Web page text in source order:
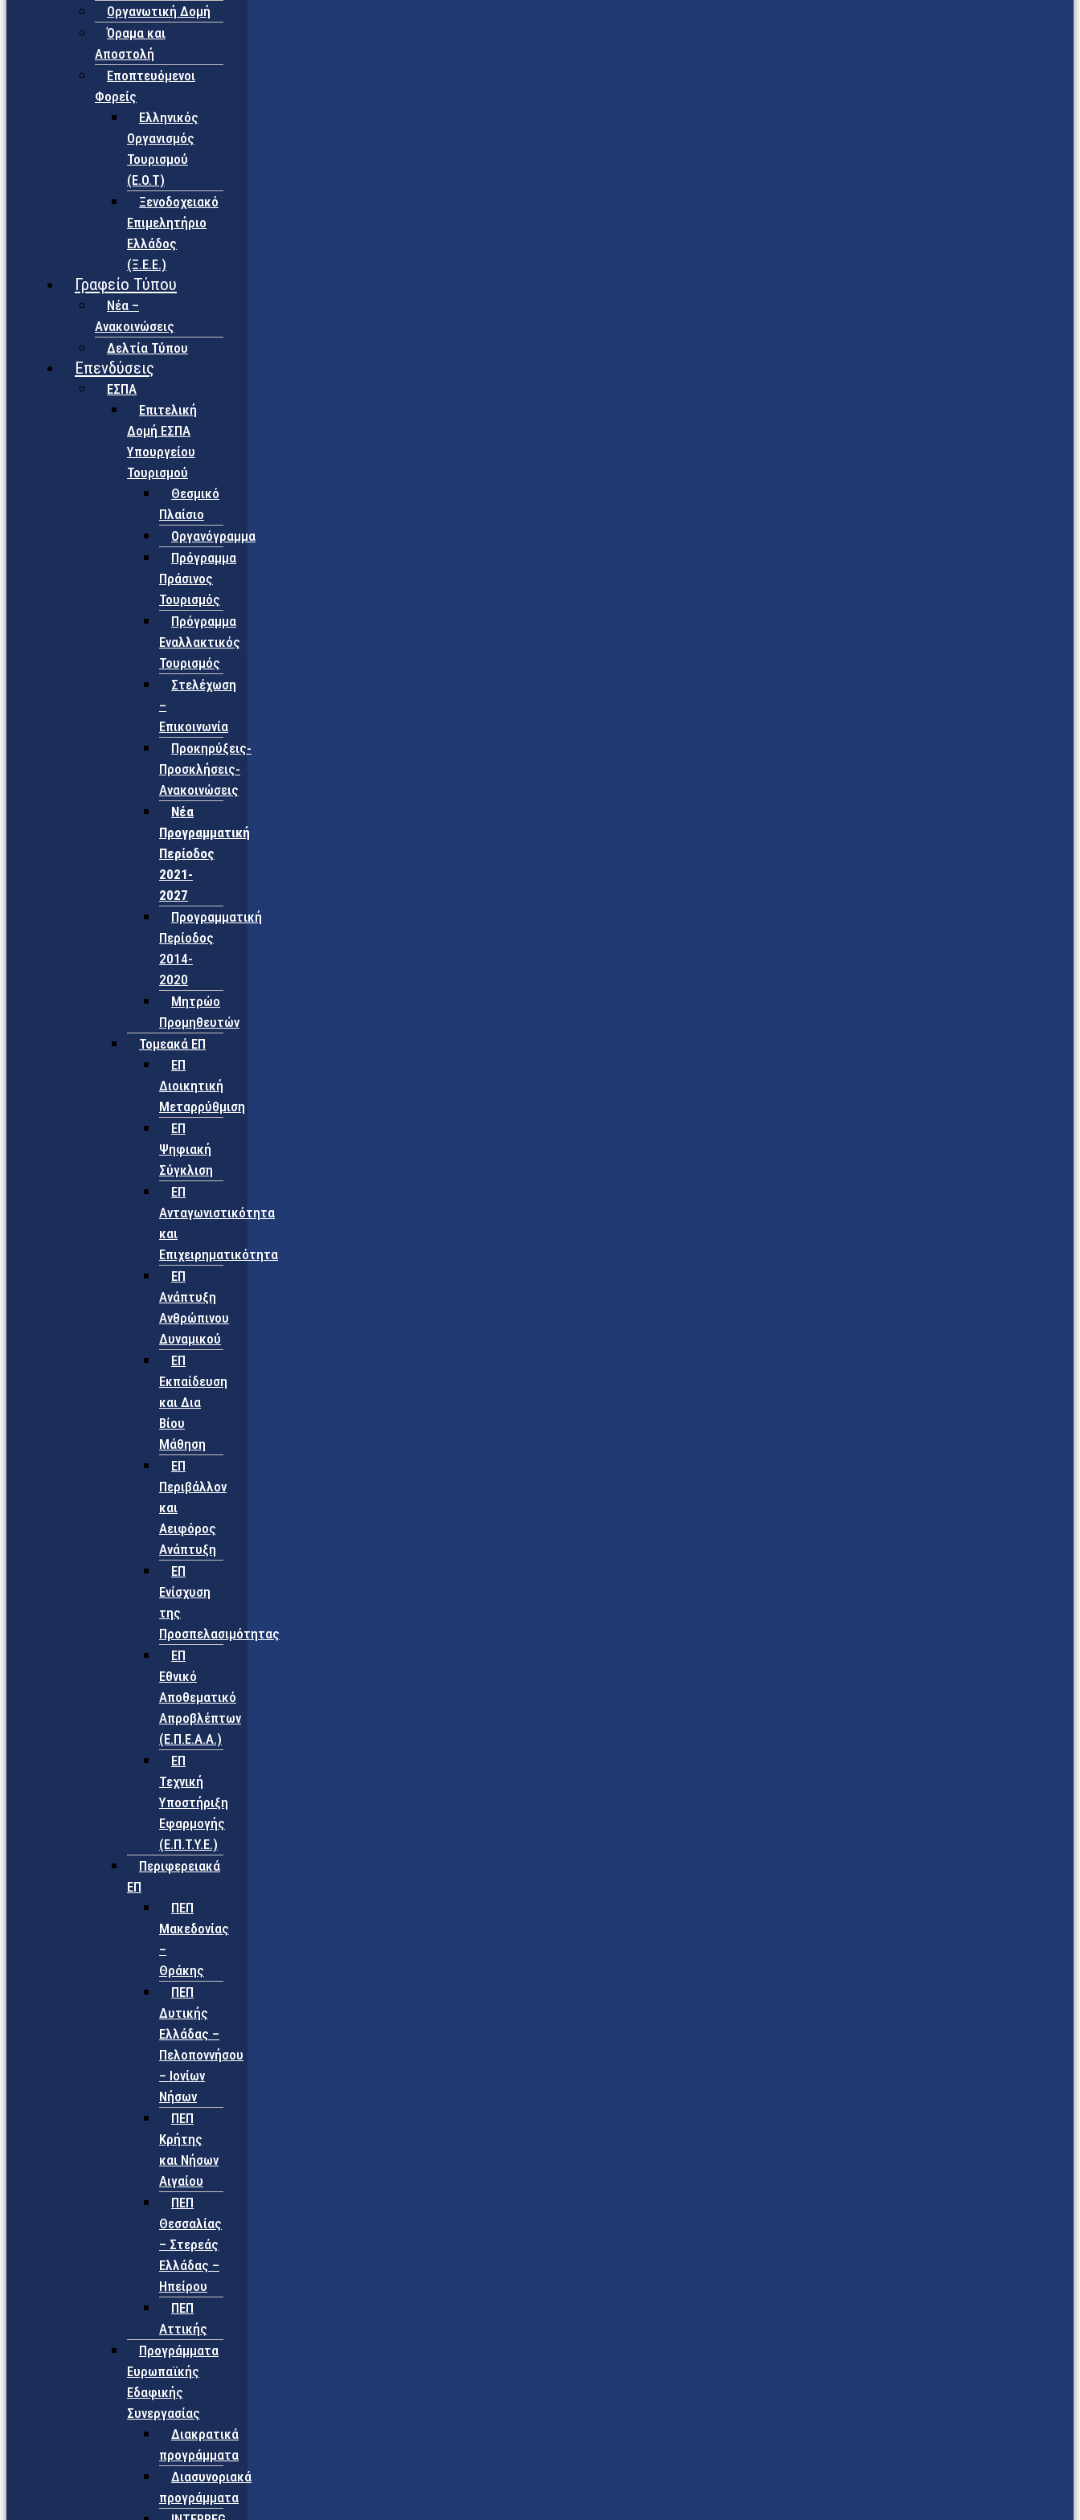
Οργανωτική Δομή
Όραμα και
Αποστολή
Εποπτευόμενοι
Φορείς
Eλληνικός
Οργανισμός
Τουρισμού
(Ε.Ο.Τ)
Ξενοδοχειακό
Επιμελητήριο
Ελλάδος
(Ξ.Ε.Ε.)
Γραφείο Τύπου
Νέα –
Ανακοινώσεις
Δελτία Τύπου
Επενδύσεις
ΕΣΠΑ
Επιτελική
Δομή ΕΣΠΑ
Υπουργείου
Τουρισμού
Θεσμικό
Πλαίσιο
Οργανόγραμμα
Πρόγραμμα
Πράσινος
Τουρισμός
Πρόγραμμα
Εναλλακτικός
Τουρισμός
Στελέχωση
–
Επικοινωνία
Προκηρύξεις-
Προσκλήσεις-
Ανακοινώσεις
Νέα
Προγραμματική
Περίοδος
2021-
2027
Προγραμματική
Περίοδος
2014-
2020
Μητρώο
Προμηθευτών
Τομεακά ΕΠ
ΕΠ
Διοικητική
Μεταρρύθμιση
ΕΠ
Ψηφιακή
Σύγκλιση
ΕΠ
Ανταγωνιστικότητα
και
Επιχειρηματικότητα
ΕΠ
Ανάπτυξη
Ανθρώπινου
Δυναμικού
ΕΠ
Εκπαίδευση
και Δια
Βίου
Μάθηση
ΕΠ
Περιβάλλον
και
Αειφόρος
Ανάπτυξη
ΕΠ
Ενίσχυση
της
Προσπελασιμότητας
ΕΠ
Εθνικό
Αποθεματικό
Απροβλέπτων
(Ε.Π.Ε.Α.Α.)
ΕΠ
Τεχνική
Υποστήριξη
Εφαρμογής
(Ε.Π.Τ.Υ.Ε.)
Περιφερειακά
ΕΠ
ΠΕΠ
Μακεδονίας
–
Θράκης
ΠΕΠ
Δυτικής
Ελλάδας –
Πελοποννήσου
– Ιονίων
Νήσων
ΠΕΠ
Κρήτης
και Νήσων
Αιγαίου
ΠΕΠ
Θεσσαλίας
– Στερεάς
Ελλάδας –
Ηπείρου
ΠΕΠ
Αττικής
Προγράμματα
Ευρωπαϊκής
Εδαφικής
Συνεργασίας
Διακρατικά
προγράμματα
Διασυνοριακά
προγράμματα